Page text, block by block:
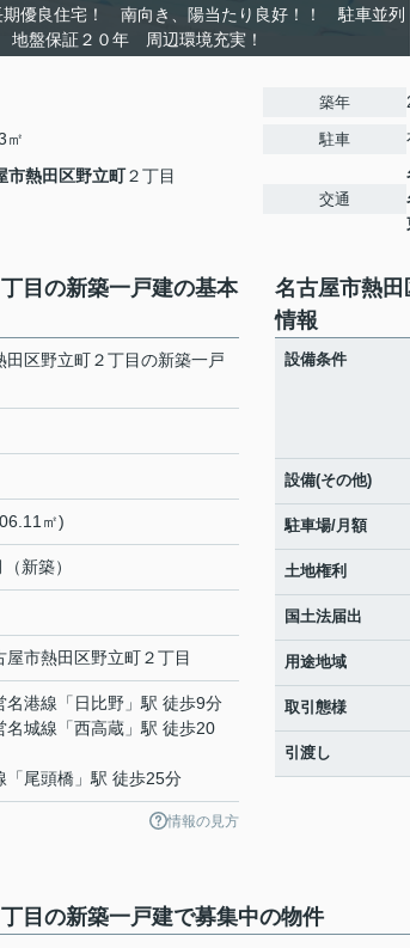
優良住宅！ 南向き、陽当たり良好！！ 駐車並列
地盤保証２０年 周辺環境充実！
㎡
市熱田区野立町２丁目
築年
駐車
交通
目の新築一戸建の基本
田区野立町２丁目の新築一戸
㎡)
新築）
屋市熱田区野立町２丁目
名港線 「 日比野 」駅 徒歩9分
名城線 「西高蔵 」駅 徒歩20
「尾頭橋 」駅 徒歩25分
情報の見方
名古屋市熱
情報
設備条件
設備(その他)
駐車場/月額
土地権利
国土法届出
用途地域
取引態様
引渡し
目の新築一戸建で募集中の物件